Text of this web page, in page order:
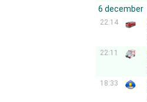
6 december
22:14
22:11
18:33